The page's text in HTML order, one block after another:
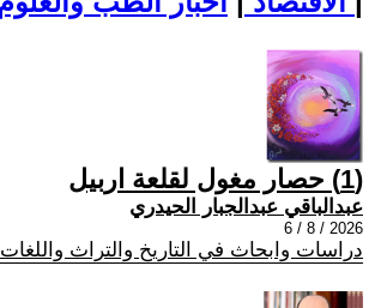
(1) حصار مغول لقلعة اربيل
عبدالباقي عبدالجبار الحيدري
2026 / 8 / 6
دراسات وابحاث في التاريخ والتراث واللغات